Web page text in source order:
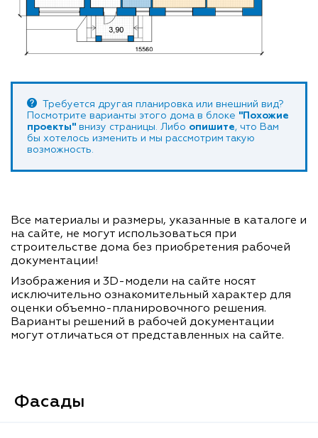
Требуется другая планировка или внешний вид?
Посмотрите варианты этого дома в блоке "Похожие
проекты" внизу страницы. Либо опишите, что Вам
бы хотелось изменить и мы рассмотрим такую
возможность.
Все материалы и размеры, указанные в каталоге и
на сайте, не могут использоваться при
строительстве дома без приобретения рабочей
документации!
Изображения и 3D-модели на сайте носят
исключительно ознакомительный характер для
оценки объемно-планировочного решения.
Варианты решений в рабочей документации
могут отличаться от представленных на сайте.
Фасады